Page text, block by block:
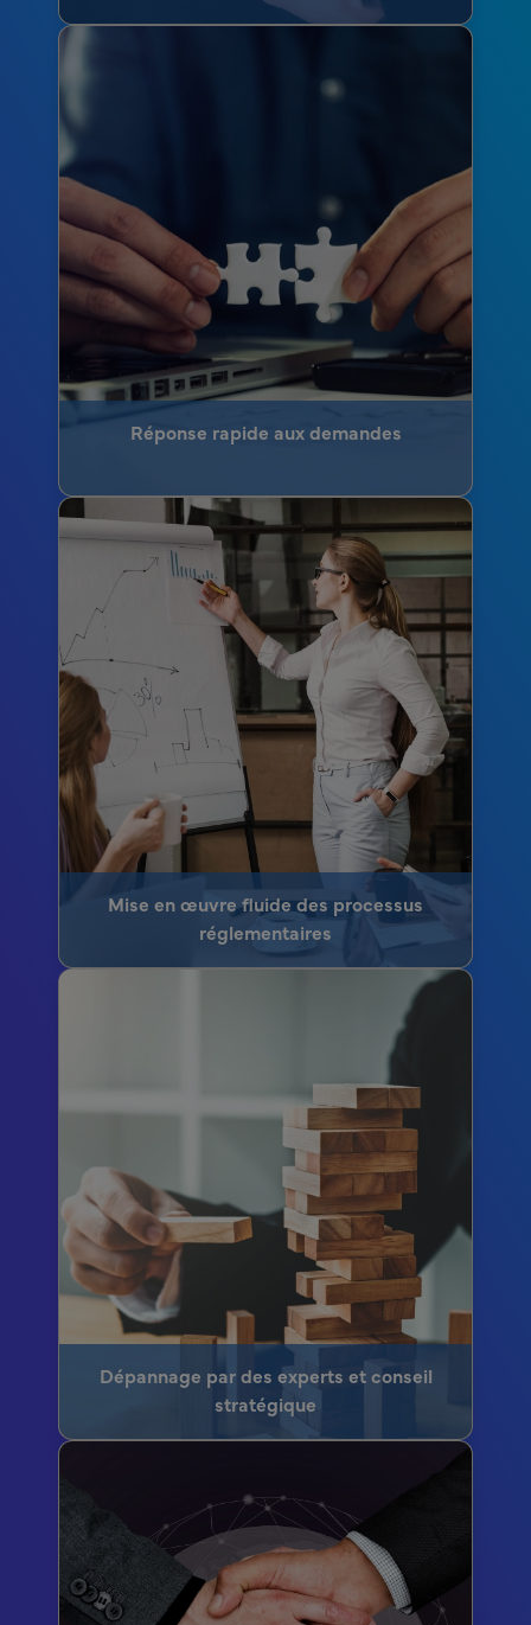
Réponse rapide aux demandes
Mise en œuvre fluide des processus
réglementaires
Dépannage par des experts et conseil
stratégique